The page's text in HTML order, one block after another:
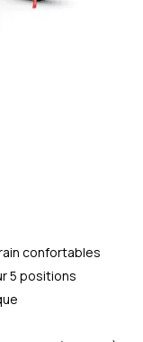
confortables
5 positions